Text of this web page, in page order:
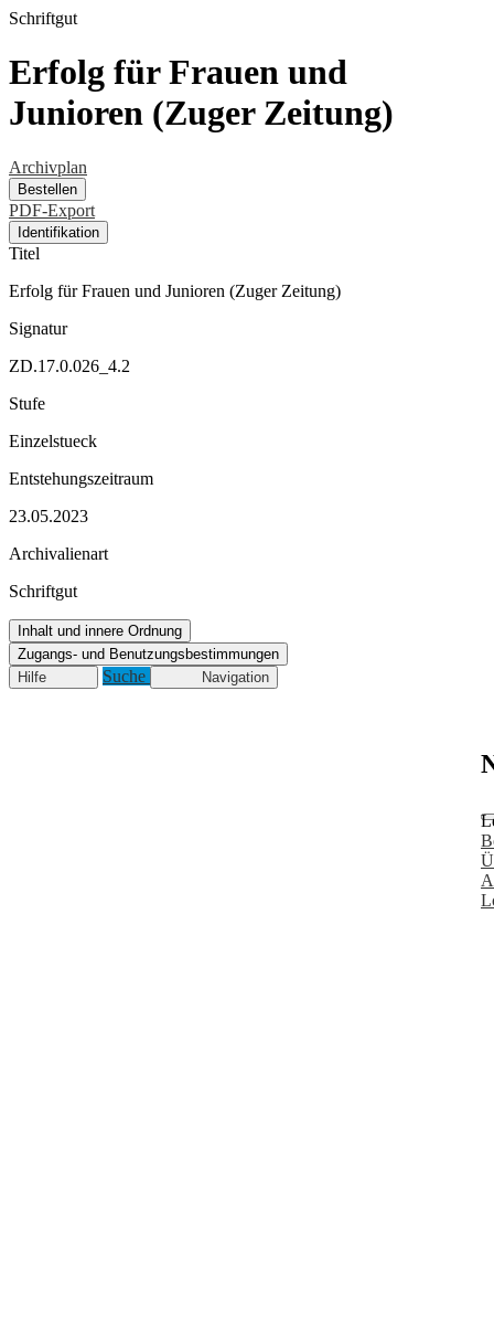
Schriftgut
Erfolg für Frauen und
Junioren (Zuger Zeitung)
Archivplan
Bestellen
PDF-Export
Identifikation
Titel
Erfolg für Frauen und Junioren (Zuger Zeitung)
Signatur
ZD.17.0.026_4.2
Stufe
Einzelstueck
Entstehungszeitraum
23.05.2023
Archivalienart
Schriftgut
Inhalt und innere Ordnung
Zugangs- und Benutzungsbestimmungen
Hilfe
Suche Navigation